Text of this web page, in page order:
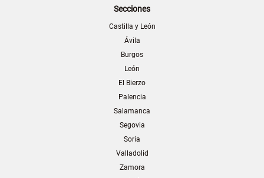
Secciones
Castilla y León
Ávila
Burgos
León
El Bierzo
Palencia
Salamanca
Segovia
Soria
Valladolid
Zamora